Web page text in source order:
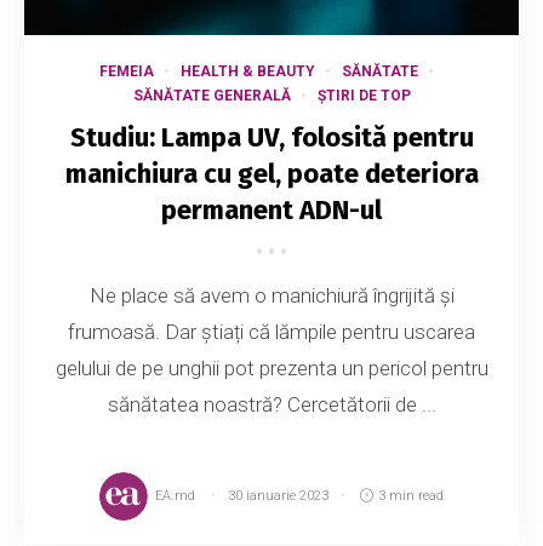
FEMEIA HEALTH & BEAUTY
SĂNĂTATE
SĂNĂTATE GENERALĂ
ȘTIRI DE TOP
Studiu: Lampa UV, folosită pentru
manichiura cu gel, poate deteriora
permanent ADN-ul
Ne place să avem o manichiură îngrijită și
frumoasă. Dar știați că lămpile pentru uscarea
gelului de pe unghii pot prezenta un pericol pentru
sănătatea noastră? Cercetătorii de ...
EA.md 30 ianuarie 2023 3 min read